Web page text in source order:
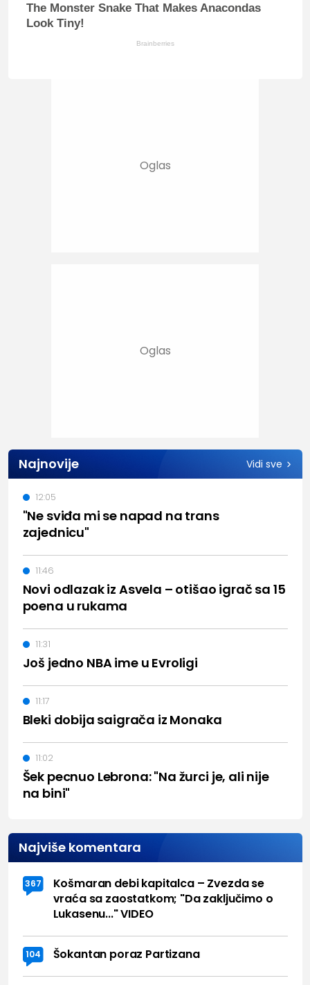
The Monster Snake That Makes Anacondas
Look Tiny!
Brainberries
Najnovije Vidi sve
"Ne sviđa mi se napad na trans
zajednicu"
12:05
Novi odlazak iz Asvela – otišao igrač sa 15
poena u rukama
11:46
Još jedno NBA ime u Evroligi
11:31
Bleki dobija saigrača iz Monaka
11:17
Šek pecnuo Lebrona: "Na žurci je, ali nije
na bini"
11:02
Najviše komentara
367
Košmaran debi kapitalca – Zvezda se
vraća sa zaostatkom; "Da zaključimo o
Lukasenu..." VIDEO
104 Šokantan poraz Partizana